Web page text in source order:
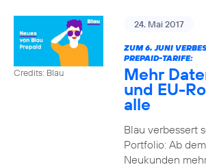
Credits: Blau
24. Mai 2017
ZUM 6. JUNI
PREPAID-TARIFE:
Mehr
und EU-
alle
Blau verbessert
Portfolio: Ab
Neukunden